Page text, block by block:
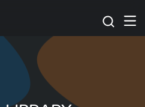
바로가기